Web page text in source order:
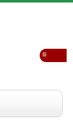
≡